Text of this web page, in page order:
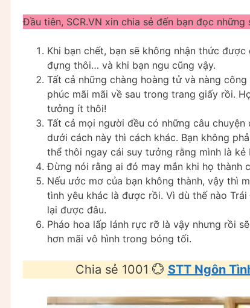
Đầu tiên, SCR.VN xin chia sẻ đến bạn đọc
Khi bạn chết, bạn sẽ không nhận thức
đựng thôi… và khi bạn ngu cũng vậy.
Tất cả những chàng hoàng tử và nàng
phúc mãi mãi về sau trong trang giấy rồi.
tưởng ít thôi!
Tất cả mọi người đều có những câu
dưới cách này thì cách khác. Bạn không
thể thôi ngay cái suy tưởng rằng mình là
Đừng nói rằng ai đó may mắn khi họ thành
Nếu ước mơ của bạn không thành, vậy thì
tình yêu khác là được rồi. Vì dù thế nào
lại được đâu.
Pháo hoa lấp lánh rực rỡ là vậy nhưng rồi
hơn mãi vô hình trong bóng tối.
Chia sẻ 1001 💮 STT Ngôn